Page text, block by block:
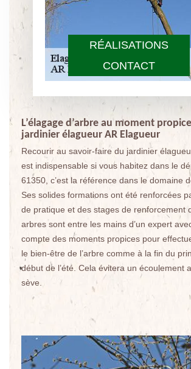
RÉALISATIONS
CONTACT
L’élagage d’arbre au moment
jardinier élagueur AR Elagueur
Recourir au savoir-faire du jardinier
est indispensable si vous habitez dans le
61350, c’est la référence dans le domaine
Ses solides formations ont été renforcées
de pratique et des stages de renforcement
arbres sont entre les mains d’un expert
compte des moments propices pour
le bien-être de l’arbre comme à la fin du
début de l’été. Cela évitera un écoulement
sève.